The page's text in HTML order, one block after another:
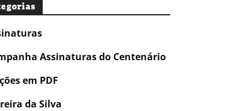
Assinaturas do Centenário
em PDF
da Silva